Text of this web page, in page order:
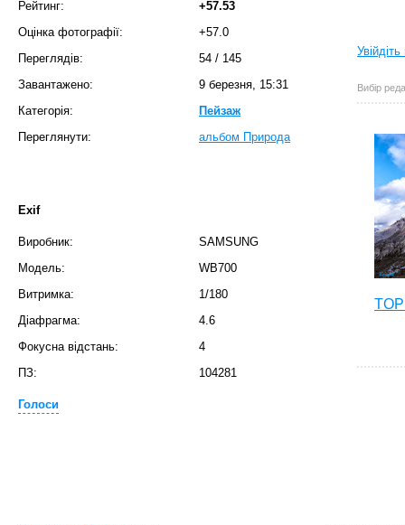
Рейтинг:
+57.53
Оцінка фотографії:
+57.0
Переглядів:
54 / 145
Завантажено:
9 березня, 15:31
Категорія:
Пейзаж
Переглянути:
альбом Природа
Exif
Виробник:
SAMSUNG
Модель:
WB700
Витримка:
1/180
Діафрагма:
4.6
Фокусна відстань:
4
ПЗ:
104281
Голоси
Вибір